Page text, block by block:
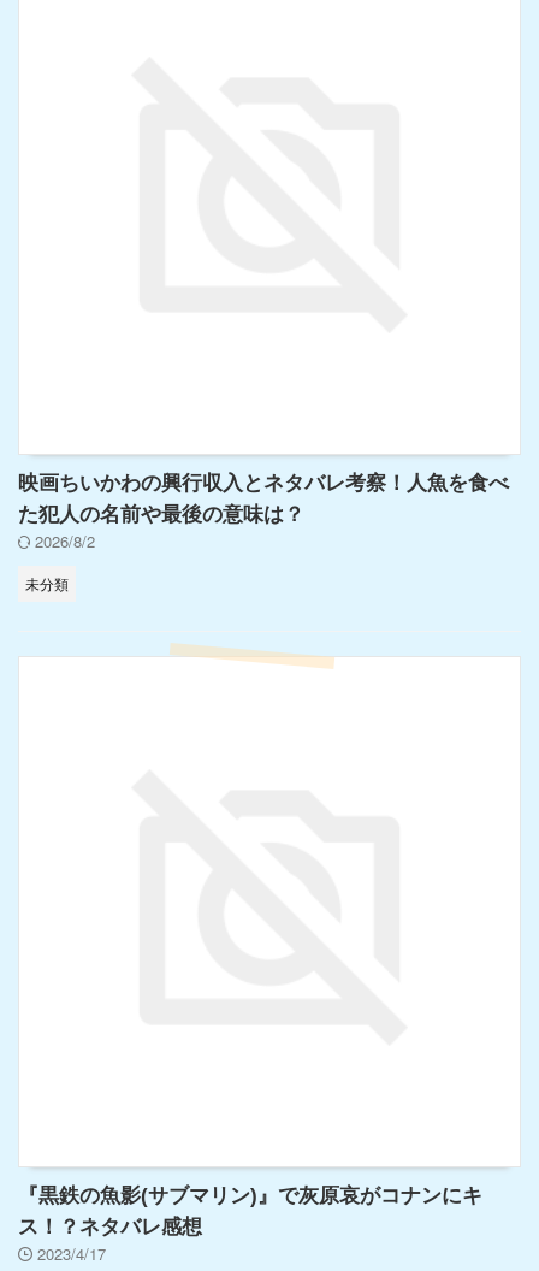
映画ちいかわの興行収入とネタバレ考察！人魚を食べ
た犯人の名前や最後の意味は？
2026/8/2
未分類
『黒鉄の魚影(サブマリン)』で灰原哀がコナンにキ
ス！？ネタバレ感想
2023/4/17